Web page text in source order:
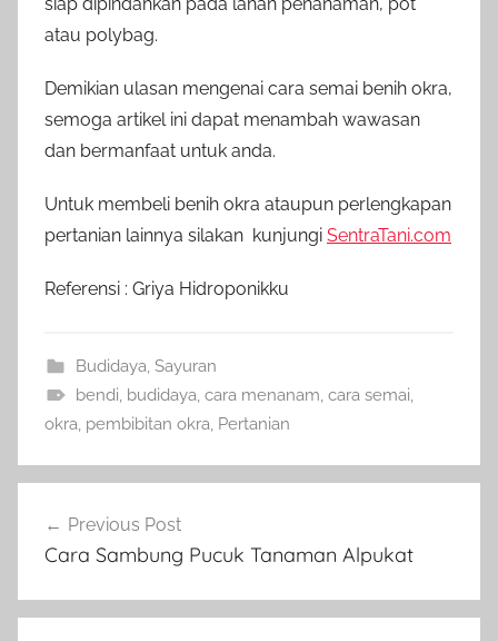
siap dipindahkan pada lahan penanaman, pot
atau polybag.
Demikian ulasan mengenai cara semai benih okra,
semoga artikel ini dapat menambah wawasan
dan bermanfaat untuk anda.
Untuk membeli benih okra ataupun perlengkapan
pertanian lainnya silakan kunjungi SentraTani.com
Referensi : Griya Hidroponikku
Budidaya, Sayuran
bendi, budidaya, cara menanam, cara semai,
okra, pembibitan okra, Pertanian
pos
Previous Post
Cara Sambung Pucuk Tanaman Alpukat